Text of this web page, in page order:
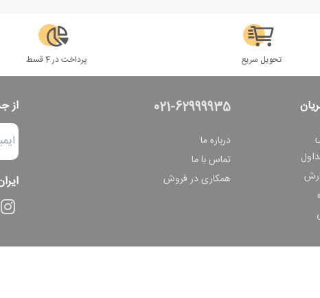
تحویل سریع پرداخت در 4 قسط
021-62999935
درباره ما
تماس با ما
همکاری در فروش
از